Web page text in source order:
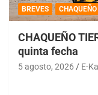
BREVES
CHAQUEÑO
quinta fecha
5 agosto, 2026 E-